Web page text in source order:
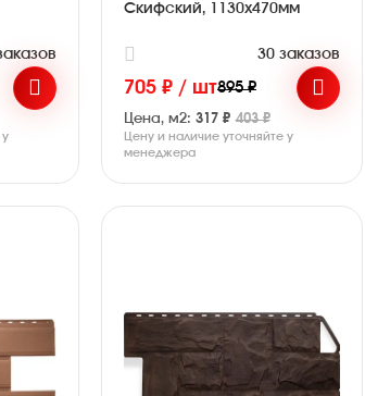
у
Скифский, 1130х470мм
30 заказов
705 ₽ / шт895 ₽
Цена, м2: 317 ₽ 403 ₽
Цену и наличие уточняйте у
менеджера